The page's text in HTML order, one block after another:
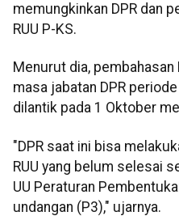
memungkinkan DPR dan
RUU P-KS.
Menurut dia, pembahasan
masa jabatan DPR
dilantik pada 1 Oktober
"DPR saat ini bisa
RUU yang belum selesai
UU Peraturan
undangan (P3)," ujarnya.